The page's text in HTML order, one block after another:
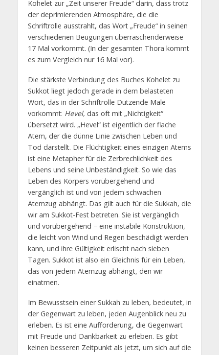
Kohelet zur „Zeit unserer Freude“ darin, dass trotz
der deprimierenden Atmosphäre, die die
Schriftrolle ausstrahlt, das Wort „Freude“ in seinen
verschiedenen Beugungen überraschenderweise
17 Mal vorkommt. (In der gesamten Thora kommt
es zum Vergleich nur 16 Mal vor).
Die stärkste Verbindung des Buches Kohelet zu
Sukkot liegt jedoch gerade in dem belasteten
Wort, das in der Schriftrolle Dutzende Male
vorkommt: Hevel, das oft mit „Nichtigkeit“
übersetzt wird. „Hevel“ ist eigentlich der flache
Atem, der die dünne Linie zwischen Leben und
Tod darstellt. Die Flüchtigkeit eines einzigen Atems
ist eine Metapher für die Zerbrechlichkeit des
Lebens und seine Unbeständigkeit. So wie das
Leben des Körpers vorübergehend und
vergänglich ist und von jedem schwachen
Atemzug abhängt. Das gilt auch für die Sukkah, die
wir am Sukkot-Fest betreten. Sie ist vergänglich
und vorübergehend – eine instabile Konstruktion,
die leicht von Wind und Regen beschädigt werden
kann, und ihre Gültigkeit erlischt nach sieben
Tagen. Sukkot ist also ein Gleichnis für ein Leben,
das von jedem Atemzug abhängt, den wir
einatmen.
Im Bewusstsein einer Sukkah zu leben, bedeutet, in
der Gegenwart zu leben, jeden Augenblick neu zu
erleben. Es ist eine Aufforderung, die Gegenwart
mit Freude und Dankbarkeit zu erleben. Es gibt
keinen besseren Zeitpunkt als jetzt, um sich auf die